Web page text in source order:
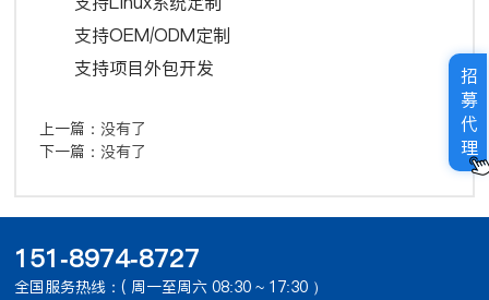
支持OEM/ODM定制
支持项目外包开发
上一篇： 没有了
下一篇： 没有了
151-8974-8727
全国服务热线：( 周一至周六 08:30 ~ 17:30 ）
招
募
代
理